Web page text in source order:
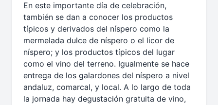
En este importante día de celebración,
también se dan a conocer los productos
típicos y derivados del níspero como la
mermelada dulce de níspero o el licor de
níspero; y los productos típicos del lugar
como el vino del terreno. Igualmente se hace
entrega de los galardones del níspero a nivel
andaluz, comarcal, y local. A lo largo de toda
la jornada hay degustación gratuita de vino,